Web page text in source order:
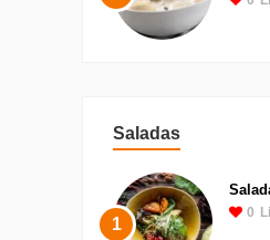
Saladas
1
0